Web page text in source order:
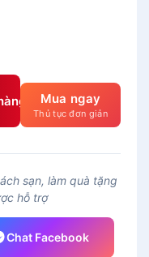
Mua ngay
Thủ tục đơn giản
sạn, làm quà tặng
hỗ trợ
Chat Facebook